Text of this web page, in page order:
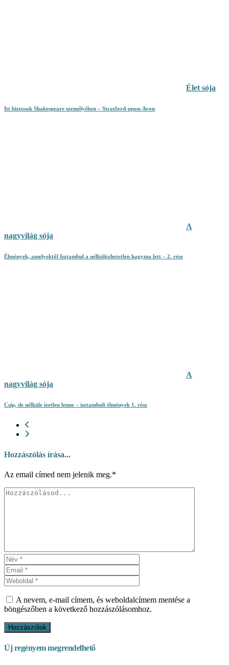
Élet sója
Itt biztosak Shakespeare személyében – Stratford-upon-Avon
A
nagyvilág sója
Élmények, amelyektől Isztambul a nélkülözhetetlen hagyma lett – 2. rész
A
nagyvilág sója
Csíp, de nélküle ízetlen lenne – isztambuli élmények 1. rész
Hozzászólás írása...
Az email címed nem jelenik meg.*
A nevem, e-mail címem, és weboldalcímem mentése a
böngészőben a következő hozzászólásomhoz.
Új regényem megrendelhető